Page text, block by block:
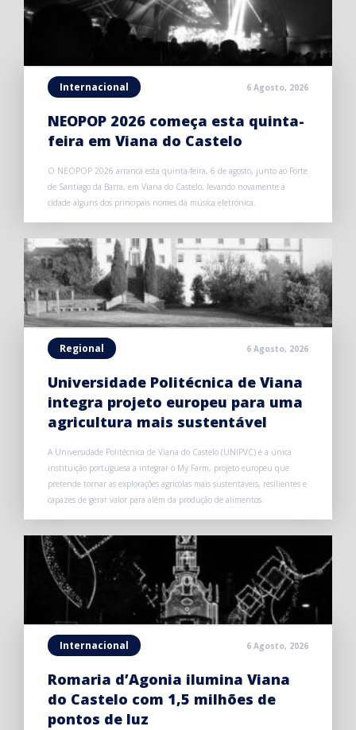
Internacional 6 Agosto, 2026
NEOPOP 2026 começa esta quinta-
feira em Viana do Castelo
O NEOPOP 2026 arranca esta quinta-feira, 6 de agosto, junto ao Forte
de Santiago da Barra, em Viana do Castelo, levando novamente à
cidade alguns dos principais nomes da música eletrónica.
Regional 6 Agosto, 2026
Universidade Politécnica de Viana
integra projeto europeu para uma
agricultura mais sustentável
A Universidade Politécnica de Viana do Castelo (UNIPVC) é a única
instituição portuguesa a integrar o My Farm, projeto europeu que
pretende tornar as explorações agrícolas mais sustentáveis, resilientes e
capazes de gerar valor para além da produção de alimentos.
Internacional 6 Agosto, 2026
Romaria d’Agonia ilumina Viana
do Castelo com 1,5 milhões de
pontos de luz